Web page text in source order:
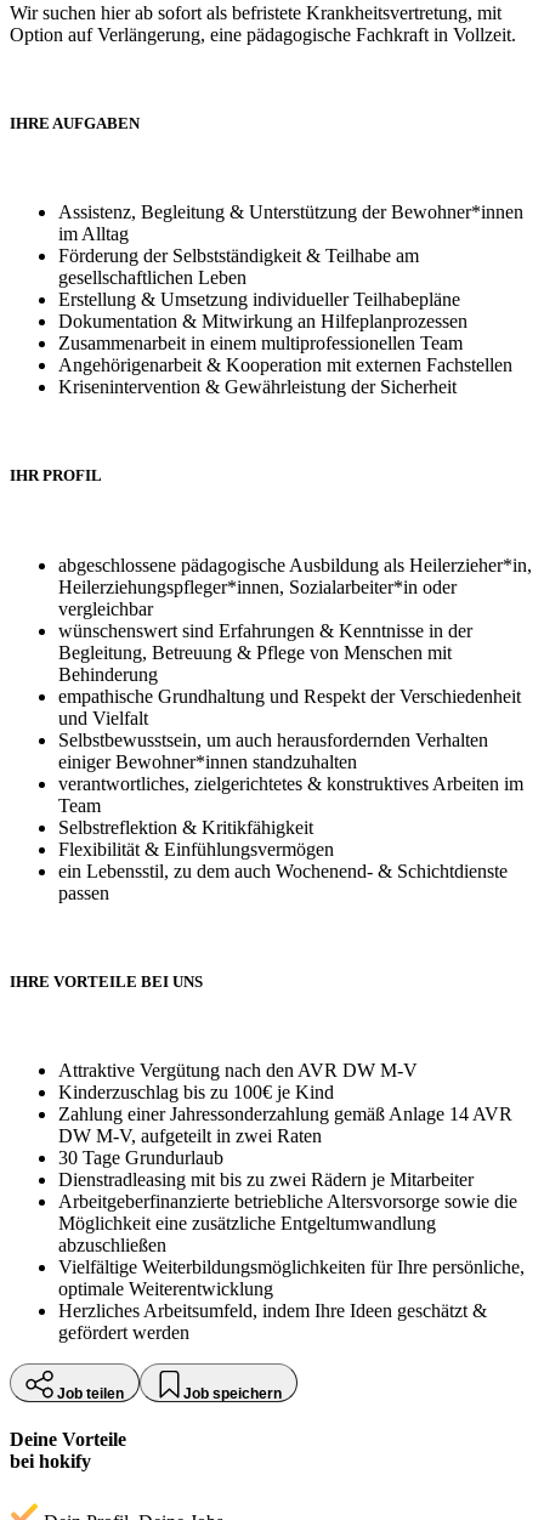
Wir suchen hier ab sofort als befristete Krankheitsvertretung, mit
Option auf Verlängerung, eine pädagogische Fachkraft in Vollzeit.
IHRE AUFGABEN
Assistenz, Begleitung & Unterstützung der Bewohner*innen
im Alltag
Förderung der Selbstständigkeit & Teilhabe am
gesellschaftlichen Leben
Erstellung & Umsetzung individueller Teilhabepläne
Dokumentation & Mitwirkung an Hilfeplanprozessen
Zusammenarbeit in einem multiprofessionellen Team
Angehörigenarbeit & Kooperation mit externen Fachstellen
Krisenintervention & Gewährleistung der Sicherheit
IHR PROFIL
abgeschlossene pädagogische Ausbildung als Heilerzieher*in,
Heilerziehungspfleger*innen, Sozialarbeiter*in oder
vergleichbar
wünschenswert sind Erfahrungen & Kenntnisse in der
Begleitung, Betreuung & Pflege von Menschen mit
Behinderung
empathische Grundhaltung und Respekt der Verschiedenheit
und Vielfalt
Selbstbewusstsein, um auch herausfordernden Verhalten
einiger Bewohner*innen standzuhalten
verantwortliches, zielgerichtetes & konstruktives Arbeiten im
Team
Selbstreflektion & Kritikfähigkeit
Flexibilität & Einfühlungsvermögen
ein Lebensstil, zu dem auch Wochenend- & Schichtdienste
passen
IHRE VORTEILE BEI UNS
Attraktive Vergütung nach den AVR DW M-V
Kinderzuschlag bis zu 100€ je Kind
Zahlung einer Jahressonderzahlung gemäß Anlage 14 AVR
DW M-V, aufgeteilt in zwei Raten
30 Tage Grundurlaub
Dienstradleasing mit bis zu zwei Rädern je Mitarbeiter
Arbeitgeberfinanzierte betriebliche Altersvorsorge sowie die
Möglichkeit eine zusätzliche Entgeltumwandlung
abzuschließen
Vielfältige Weiterbildungsmöglichkeiten für Ihre persönliche,
optimale Weiterentwicklung
Herzliches Arbeitsumfeld, indem Ihre Ideen geschätzt &
gefördert werden
Job teilen Job speichern
Deine Vorteile
bei hokify